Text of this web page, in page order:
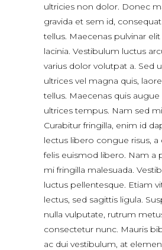
ultricies non dolor. Donec
gravida et sem id,
tellus. Maecenas pulvinar
lacinia. Vestibulum luctus
varius dolor volutpat a. Sed
ultrices vel magna quis,
tellus. Maecenas quis augue
ultrices tempus. Nam sed
Curabitur fringilla, enim id
lectus libero congue risus, a
felis euismod libero. Nam a
mi fringilla malesuada.
luctus pellentesque. Etiam
lectus, sed sagittis ligula.
nulla vulputate, rutrum
consectetur nunc. Mauris
ac dui vestibulum, at